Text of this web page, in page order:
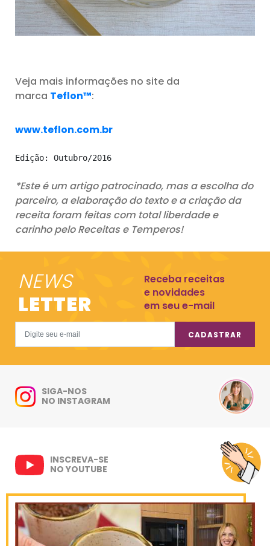
Veja mais informações no site da
marca Teflon™:
www.teflon.com.br
Edição: Outubro/2016
*Este é um artigo patrocinado, mas a escolha do
parceiro, a elaboração do texto e a criação da
receita foram feitas com total liberdade e
carinho pelo Receitas e Temperos!
NEWS
LETTER
Receba receitas
e novidades
em seu e-mail
CADASTRAR
SIGA-NOS
NO INSTAGRAM
INSCREVA-SE
NO YOUTUBE